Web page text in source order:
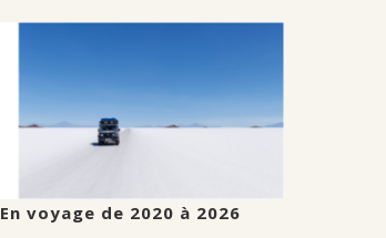
En voyage de 2020 à 2026